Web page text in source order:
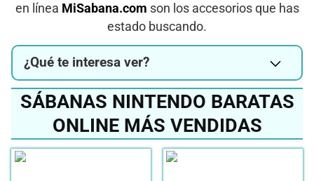
en línea MiSabana.com son los accesorios que has
estado buscando.
¿Qué te interesa ver?
SÁBANAS NINTENDO BARATAS
ONLINE MÁS VENDIDAS